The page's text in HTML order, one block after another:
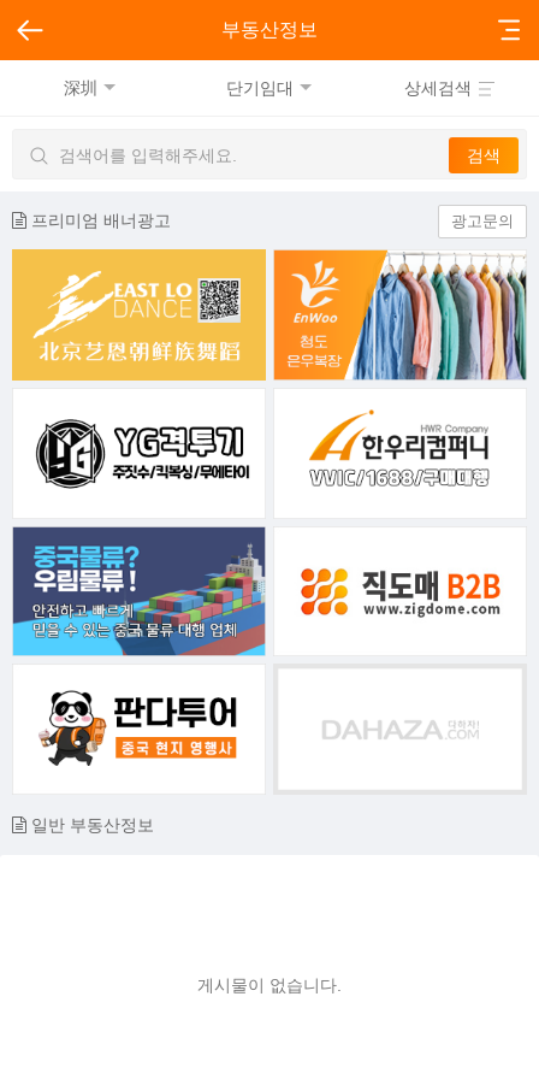
부동산정보
深圳 단기임대 상세검색
프리미엄 배너광고 광고문의
일반 부동산정보
게시물이 없습니다.